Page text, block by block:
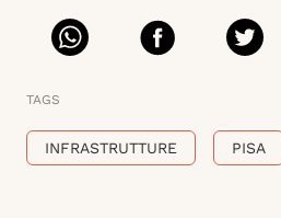
TAGS
INFRASTRUTTURE PISA